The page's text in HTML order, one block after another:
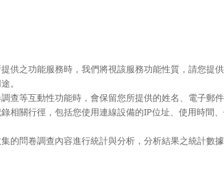
供之功能服務時，我們將視該服務功能性質，請您
。
查等互動性功能時，會保留您所提供的姓名、電子郵
相關行徑，包括您使用連線設備的IP位址、使用時
的問卷調查內容進行統計與分析，分析結果之統計